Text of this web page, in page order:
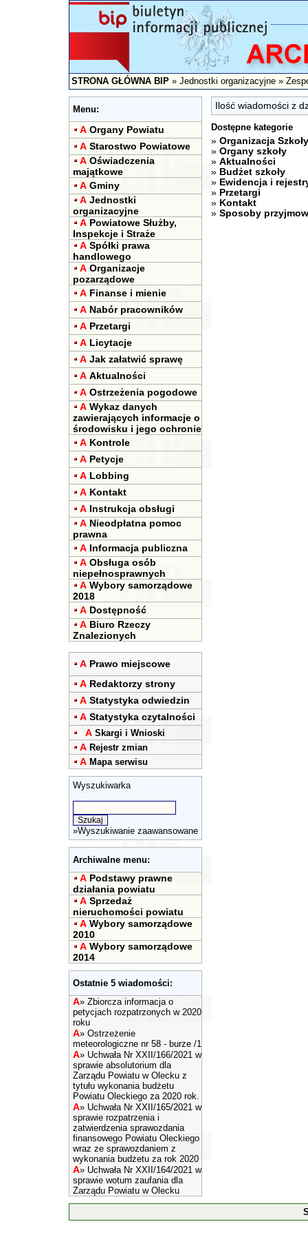
STRONA GŁÓWNA BIP»Jednostki organizacyjne»
Menu:
A Organy Powiatu
A Starostwo Powiatowe
A Oświadczenia
majątkowe
A Gminy
A Jednostki
organizacyjne
A Powiatowe Służby,
Inspekcje i Straże
A Spółki prawa
handlowego
A Organizacje
pozarządowe
A Finanse i mienie
A Nabór pracowników
A Przetargi
A Licytacje
A Jak załatwić sprawę
A Aktualności
A Ostrzeżenia pogodowe
A Wykaz danych
zawierających informacje o
środowisku i jego ochronie
A Kontrole
A Petycje
A Lobbing
A Kontakt
A Instrukcja obsługi
A Nieodpłatna pomoc
prawna
A Informacja publiczna
A Obsługa osób
niepełnosprawnych
A Wybory samorządowe
2018
A Dostępność
A Biuro Rzeczy
Znalezionych
A Prawo miejscowe
A Redaktorzy strony
A Statystyka odwiedzin
A Statystyka czytalności
A Skargi i Wnioski
A Rejestr zmian
A Mapa serwisu
Wyszukiwarka
»Wyszukiwanie zaawansowane
Archiwalne menu:
A Podstawy prawne
działania powiatu
A Sprzedaż
nieruchomości powiatu
A Wybory samorządowe
2010
A Wybory samorządowe
2014
Ostatnie 5 wiadomości:
A» Zbiorcza informacja o
petycjach rozpatrzonych w 2020
roku
A» Ostrzeżenie
meteorologiczne nr 58 - burze /1
A» Uchwała Nr XXII/166/2021 w
sprawie absolutorium dla
Zarządu Powiatu w Olecku z
tytułu wykonania budżetu
Powiatu Oleckiego za 2020 rok.
A» Uchwała Nr XXII/165/2021 w
sprawie rozpatrzenia i
zatwierdzenia sprawozdania
finansowego Powiatu Oleckiego
wraz ze sprawozdaniem z
wykonania budżetu za rok 2020
A» Uchwała Nr XXII/164/2021 w
sprawie wotum zaufania dla
Zarządu Powiatu w Olecku
Ilość wiadomości z
Dostępne kategorie
» Organizacja Szkoły
» Organy szkoły
» Aktualności
» Budżet szkoły
» Ewidencja i
» Przetargi
» Kontakt
» Sposoby